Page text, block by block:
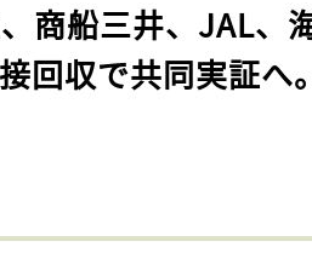
、商船三井、JAL、
回収で共同実証へ